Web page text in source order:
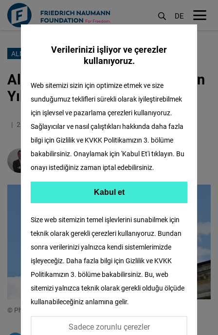
Ana
atla
DE
ALMANYA'DA NELER OLUYOR?
Almanya 2025 – Zor Kararların
Yılı
26.12.2025 3.8 Dakika Türkiye
© Photo by
Verilerinizi işliyor ve çerezler
kullanıyoruz.
Size web sitemizin temel işlevlerini sunabilmek için
teknik olarak gerekli çerezleri kullanıyoruz. Bundan
sonra verilerinizi yalnızca kendi sistemlerimizde
işleyeceğiz. Daha fazla bilgi için Gizlilik ve KVKK
Politikamızın 3. bölüme bakabilirsiniz. Bu, web
sitemizi yalnızca teknik olarak gerekli olduğu ölçüde
kullanabileceğiniz anlamına gelir.
Sadece zorunlu çerezler
Web sitemizi sizin için optimize etmek ve size
sunduğumuz teklifleri sürekli olarak iyileştirebilmek
için işlevsel ve pazarlama çerezleri kullanıyoruz.
Sağlayıcılar ve nasıl çalıştıkları hakkında daha fazla
bilgi için Gizlilik ve KVKK Politikamızın 3. bölüme
bakabilirsiniz. Onaylamak için 'Kabul Et'i tıklayın. Bu
onayı istediğiniz zaman iptal edebilirsiniz.
Facebook
Embed
Twitter
Embed
Kabul et